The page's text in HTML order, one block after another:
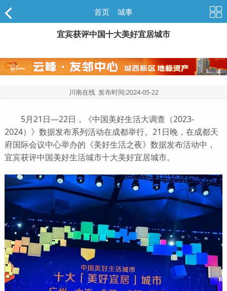
首页 城事
宜宾获评中国十大美好宜居城市
川南在线 发布时间:2024-05-22
5月21日—22日，《中国美好生活大调查（2023-
2024）》数据发布系列活动在成都举行。21日晚，在成都天
府国际会议中心举办的《美好生活之夜》数据发布活动中，
宜宾获评中国美好生活城市十大美好宜居城市。